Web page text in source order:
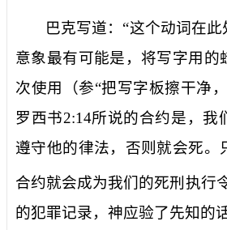
巴克写道：“这个动词在
意象最有可能是，将写字用的
次使用（参“把写字板擦干净
罗西书2:14所说的合约是，我
遵守他的律法，否则就会死。
合约就会成为我们的死刑执行
的犯罪记录，神应验了先知的